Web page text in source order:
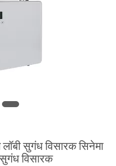
लॉबी सुगंध विसारक सिनेमा
विसारक